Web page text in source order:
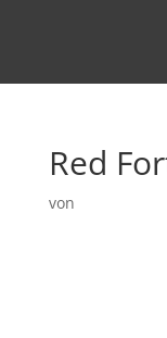
Red
von